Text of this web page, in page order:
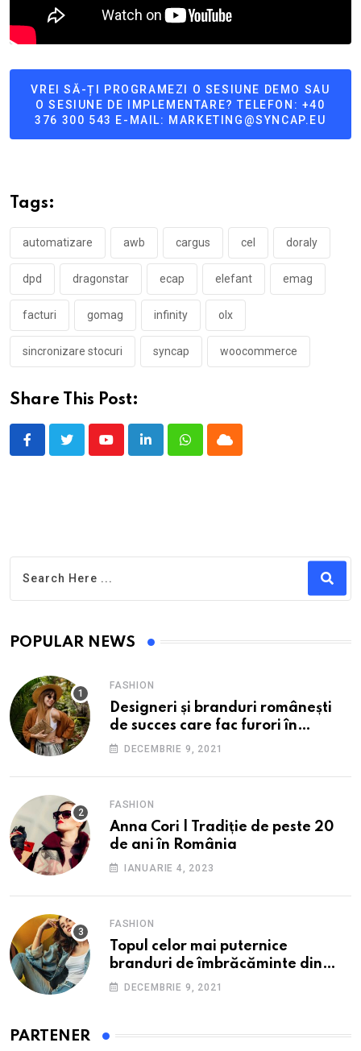
VREI SĂ-ȚI PROGRAMEZI O SESIUNE DEMO SAU
O SESIUNE DE IMPLEMENTARE? TELEFON: +40
376 300 543 E-MAIL: MARKETING@SYNCAP.EU
Tags:
automatizare awb cargus cel doraly
dpd dragonstar ecap elefant emag
facturi gomag infinity olx
sincronizare stocuri syncap woocommerce
Share This Post:
YoutubeLinkedInWhatsappCloud
POPULAR NEWS
FASHION
Designeri și branduri românești
de succes care fac furori în
străinătate.
DECEMBRIE 9, 2021
FASHION
Anna Cori | Tradiție de peste 20
de ani în România
IANUARIE 4, 2023
FASHION
Topul celor mai puternice
branduri de îmbrăcăminte din
România: O incursiune în
DECEMBRIE 9, 2021
PARTENER